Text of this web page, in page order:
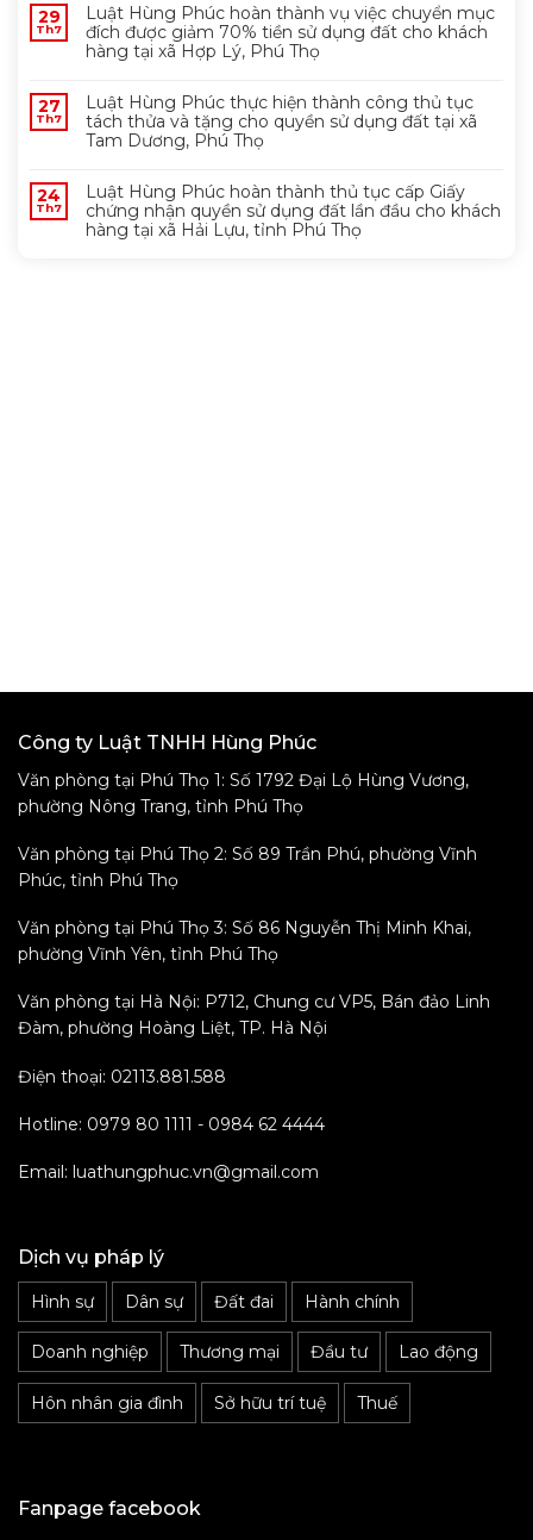
29
Th7
Luật Hùng Phúc hoàn thành vụ việc chuyển mục
đích được giảm 70% tiền sử dụng đất cho khách
hàng tại xã Hợp Lý, Phú Thọ
27
Th7
Luật Hùng Phúc thực hiện thành công thủ tục
tách thửa và tặng cho quyền sử dụng đất tại xã
Tam Dương, Phú Thọ
24
Th7
Luật Hùng Phúc hoàn thành thủ tục cấp Giấy
chứng nhận quyền sử dụng đất lần đầu cho khách
hàng tại xã Hải Lựu, tỉnh Phú Thọ
Công ty Luật TNHH Hùng Phúc
Văn phòng tại Phú Thọ 1: Số 1792 Đại Lộ Hùng Vương,
phường Nông Trang, tỉnh Phú Thọ
Văn phòng tại Phú Thọ 2: Số 89 Trần Phú, phường Vĩnh
Phúc, tỉnh Phú Thọ
Văn phòng tại Phú Thọ 3: Số 86 Nguyễn Thị Minh Khai,
phường Vĩnh Yên, tỉnh Phú Thọ
Văn phòng tại Hà Nội: P712, Chung cư VP5, Bán đảo Linh
Đàm, phường Hoàng Liệt, TP. Hà Nội
Điện thoại: 02113.881.588
Hotline: 0979 80 1111 - 0984 62 4444
Email: luathungphuc.vn@gmail.com
Dịch vụ pháp lý
Hình sự Dân sự Đất đai Hành chính
Doanh nghiệp Thương mại Đầu tư Lao động
Hôn nhân gia đình Sở hữu trí tuệ Thuế
Fanpage facebook